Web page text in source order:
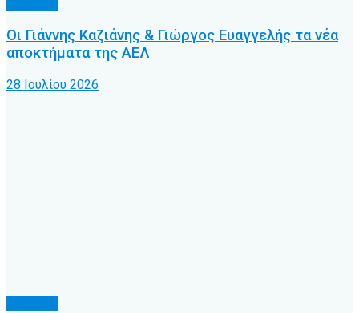
Οι Γιάννης Καζιάνης & Γιώργος Ευαγγελής τα νέα
αποκτήματα της ΑΕΛ
28 Ιουλίου 2026